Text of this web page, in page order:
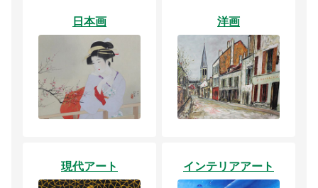
日本画 洋画
現代アート インテリアアート